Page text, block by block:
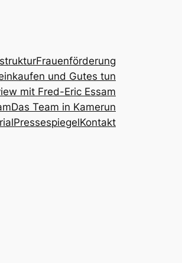
Frauenförderung
und Gutes tun
mit Fred-Eric Essam
Das Team in Kamerun
PressespiegelKontakt